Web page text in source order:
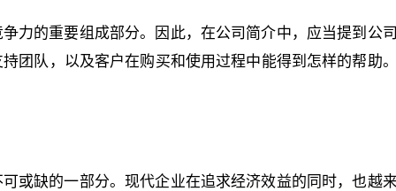
力的重要组成部分。因此，在公司简介中，应当提到公
团队，以及客户在购买和使用过程中能得到怎样的帮助
或缺的一部分。现代企业在追求经济效益的同时，也越